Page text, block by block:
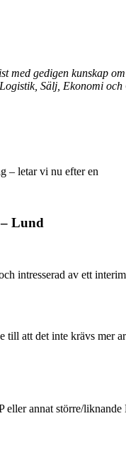
med gedigen kunskap
Sälj, Ekonomi och
– letar vi nu efter en
Lund
intresserad av ett
att det inte krävs mer
annat större/